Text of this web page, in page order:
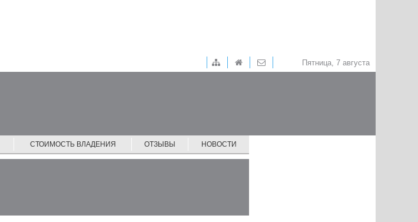
Пятница, 7 августа
СТОИМОСТЬ ВЛАДЕНИЯ ОТЗЫВЫ НОВОСТИ